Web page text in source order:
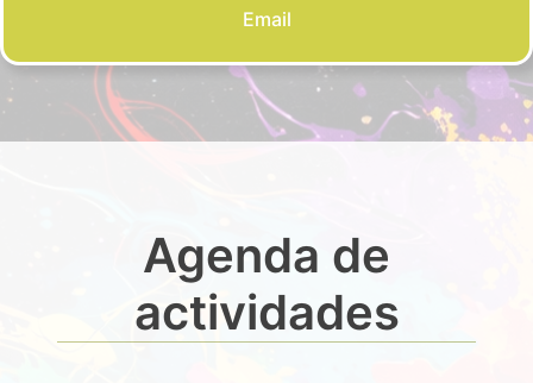
Email
Agenda de
actividades